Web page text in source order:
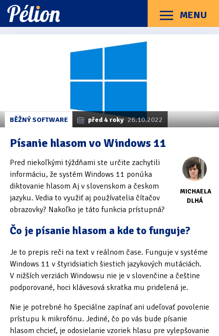
Přejít
na
štítky
Přejít
na
kategorie
Přejít
na
obsah
MENU
Menu
Kategorie článků
Braillské řádky (31)
Lupy
Mobilní zařízení(85)
Počítače a notebooky(66)
Zápisníky(7)
Oficiální materiály
Pozvánky & oznámení(67)
Pracuji sluchem(564)
Pracuji sluchem a hmatem
(566)
Pracuji zrakem(456)
BĚŽNÝ SOFTWARE před 4 roky 26.10.2022
Písanie hlasom vo Windows 11
MICHAELA
DLHÁ
Pred niekoľkými týždňami ste určite zachytili
informáciu, že systém Windows 11 ponúka
diktovanie hlasom Aj v slovenskom a českom
jazyku. Vedia to využiť aj používatelia čítačov
obrazovky? Nakoľko je táto funkcia prístupná?
Čo je písanie hlasom a kde to funguje?
Je to prepis reči na text v reálnom čase. Funguje v systéme
Windows 11 v štyridsiatich šiestich jazykových mutáciách.
V nižších verziách Windowsu nie je v slovenčine a češtine
podporované, hoci klávesová skratka mu pridelená je.
Nie je potrebné ho špeciálne zapínať ani udeľovať povolenie
prístupu k mikrofónu. Jediné, čo po vás bude písanie
hlasom chcieť, je odosielanie vzoriek hlasu pre vylepšovanie